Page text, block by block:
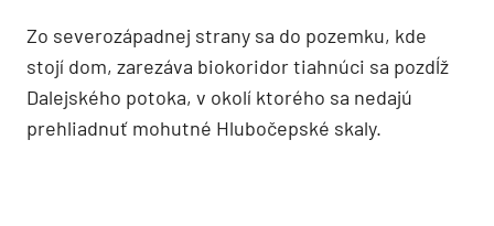
Zo severozápadnej strany sa do pozemku, kde
stojí dom, zarezáva biokoridor tiahnúci sa pozdĺž
Dalejského potoka, v okolí ktorého sa nedajú
prehliadnuť mohutné Hlubočepské skaly.